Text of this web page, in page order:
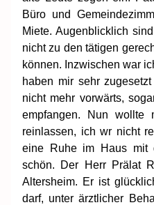
Büro und
Miete. Augenblicklich
nicht zu den tätigen
können. Inzwischen war
haben mir sehr
nicht mehr vorwärts,
empfangen. Nun
reinlassen, ich wr nicht
eine Ruhe im Haus mit
schön. Der Herr Prälat
Altersheim. Er ist
darf, unter ärztlicher